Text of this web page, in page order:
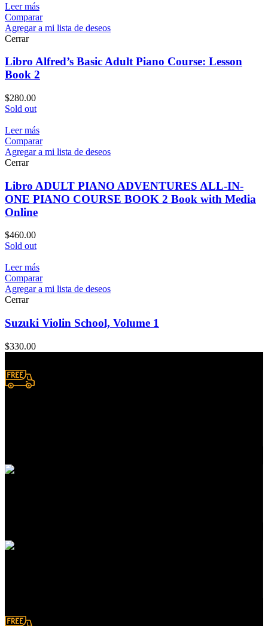
Leer más
Comparar
Agregar a mi lista de deseos
Cerrar
Libro Alfred’s Basic Adult Piano Course: Lesson
Book 2
$280.00
Sold out
Leer más
Comparar
Agregar a mi lista de deseos
Cerrar
Libro ADULT PIANO ADVENTURES ALL-IN-
ONE PIANO COURSE BOOK 2 Book with Media
Online
$460.00
Sold out
Leer más
Comparar
Agregar a mi lista de deseos
Cerrar
Suzuki Violin School, Volume 1
$330.00